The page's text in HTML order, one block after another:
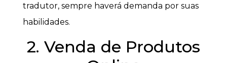
tradutor, sempre haverá demanda por suas
habilidades.
2. Venda de Produtos